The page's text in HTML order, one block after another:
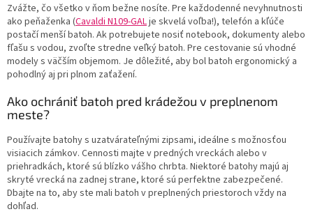
Zvážte, čo všetko v ňom bežne nosíte. Pre každodenné nevyhnutnosti
ako peňaženka (Cavaldi N109-GALje skvelá voľba!), telefón a kľúče
postačí menší batoh. Ak potrebujete nosiť notebook, dokumenty alebo
fľašu s vodou, zvoľte stredne veľký batoh. Pre cestovanie sú vhodné
modely s väčším objemom. Je dôležité, aby bol batoh ergonomický a
pohodlný aj pri plnom zaťažení.
Ako ochrániť batoh pred krádežou v preplnenom
meste?
Používajte batohy s uzatvárateľnými zipsami, ideálne s možnosťou
visiacich zámkov. Cennosti majte v predných vreckách alebo v
priehradkách, ktoré sú blízko vášho chrbta. Niektoré batohy majú aj
skryté vrecká na zadnej strane, ktoré sú perfektne zabezpečené.
Dbajte na to, aby ste mali batoh v preplnených priestoroch vždy na
dohľad.